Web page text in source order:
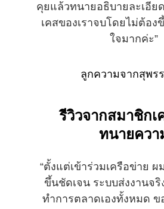
คุยแล้วทนายอธิบายละเอีย
เคสของเราจบโดยไม่ต้อง
ใจมากค่ะ”
ลูกความจากสุพร
รีวิวจากสมาชิกเ
ทนายควา
“ตั้งแต่เข้าร่วมเครือข่าย ผ
ขึ้นชัดเจน ระบบส่งงานจริ
ทำการตลาดเองทั้งหมด